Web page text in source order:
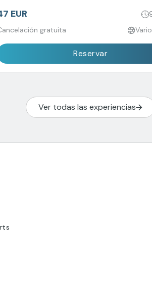
EUR
gratuita
Reservar
Ver todas las experiencias